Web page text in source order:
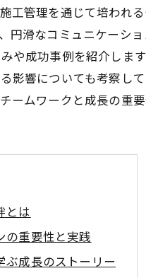
工管理を通じて培われ
滑なコミュニケーシ
や成功事例を紹介しま
影響についても考察し
ムワークと成長の重
とは
の重要性と実践
ぶ成長のストーリー